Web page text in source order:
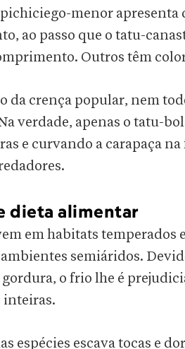
menor apresenta
ao passo que o tatu-
Outros têm
da crença popular, nem
verdade, apenas o tatu-
e curvando a carapaça
dieta alimentar
em habitats
semiáridos.
gordura, o frio lhe é
inteiras.
espécies escava tocas e